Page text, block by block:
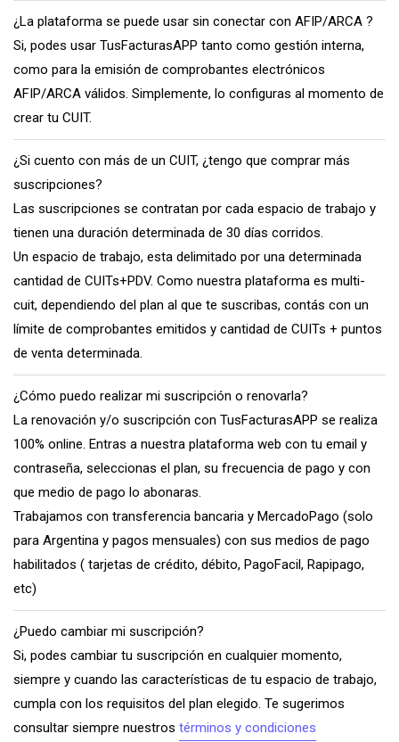
¿La plataforma se puede usar sin conectar con AFIP/ARCA ?
Si, podes usar TusFacturasAPP tanto como gestión interna,
como para la emisión de comprobantes electrónicos
AFIP/ARCA válidos. Simplemente, lo configuras al momento de
crear tu CUIT.
¿Si cuento con más de un CUIT, ¿tengo que comprar más
suscripciones?
Las suscripciones se contratan por cada espacio de trabajo y
tienen una duración determinada de 30 días corridos.
Un espacio de trabajo, esta delimitado por una determinada
cantidad de CUITs+PDV. Como nuestra plataforma es multi-
cuit, dependiendo del plan al que te suscribas, contás con un
límite de comprobantes emitidos y cantidad de CUITs + puntos
de venta determinada.
¿Cómo puedo realizar mi suscripción o renovarla?
La renovación y/o suscripción con TusFacturasAPP se realiza
100% online. Entras a nuestra plataforma web con tu email y
contraseña, seleccionas el plan, su frecuencia de pago y con
que medio de pago lo abonaras.
Trabajamos con transferencia bancaria y MercadoPago (solo
para Argentina y pagos mensuales) con sus medios de pago
habilitados ( tarjetas de crédito, débito, PagoFacil, Rapipago,
etc)
¿Puedo cambiar mi suscripción?
Si, podes cambiar tu suscripción en cualquier momento,
siempre y cuando las características de tu espacio de trabajo,
cumpla con los requisitos del plan elegido. Te sugerimos
consultar siempre nuestros términos y condiciones